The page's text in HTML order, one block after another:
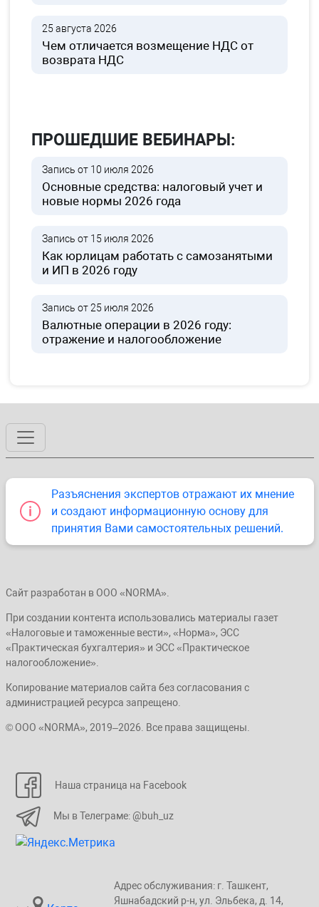
25 августа 2026
Чем отличается возмещение НДС от
возврата НДС
ПРОШЕДШИЕ ВЕБИНАРЫ:
Запись от 10 июля 2026
Основные средства: налоговый учет и
новые нормы 2026 года
Запись от 15 июля 2026
Как юрлицам работать с самозанятыми
и ИП в 2026 году
Запись от 25 июля 2026
Валютные операции в 2026 году:
отражение и налогообложение
Разъяснения экспертов отражают их мнение
и создают информационную основу для
принятия Вами самостоятельных решений.
Сайт разработан в ООО «NORMA».
При создании контента использовались материалы газет
«Налоговые и таможенные вести», «Норма», ЭСС
«Практическая бухгалтерия» и ЭСС «Практическое
налогообложение».
Копирование материалов сайта без согласования с
администрацией ресурса запрещено.
© ООО «NORMA», 2019–2026. Все права защищены.
Наша страница на Facebook
Мы в Телеграме: @buh_uz
Адрес обслуживания: г. Taшкент,
Яшнaбaдский p-н, yл. Эльбeка, д. 14,